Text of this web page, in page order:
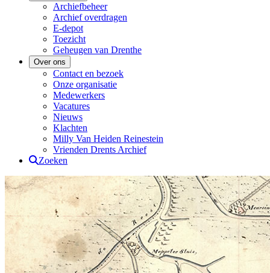
Archiefbeheer
Archief overdragen
E-depot
Toezicht
Geheugen van Drenthe
Over ons
Contact en bezoek
Onze organisatie
Medewerkers
Vacatures
Nieuws
Klachten
Milly Van Heiden Reinestein
Vrienden Drents Archief
Zoeken
Drents Archief